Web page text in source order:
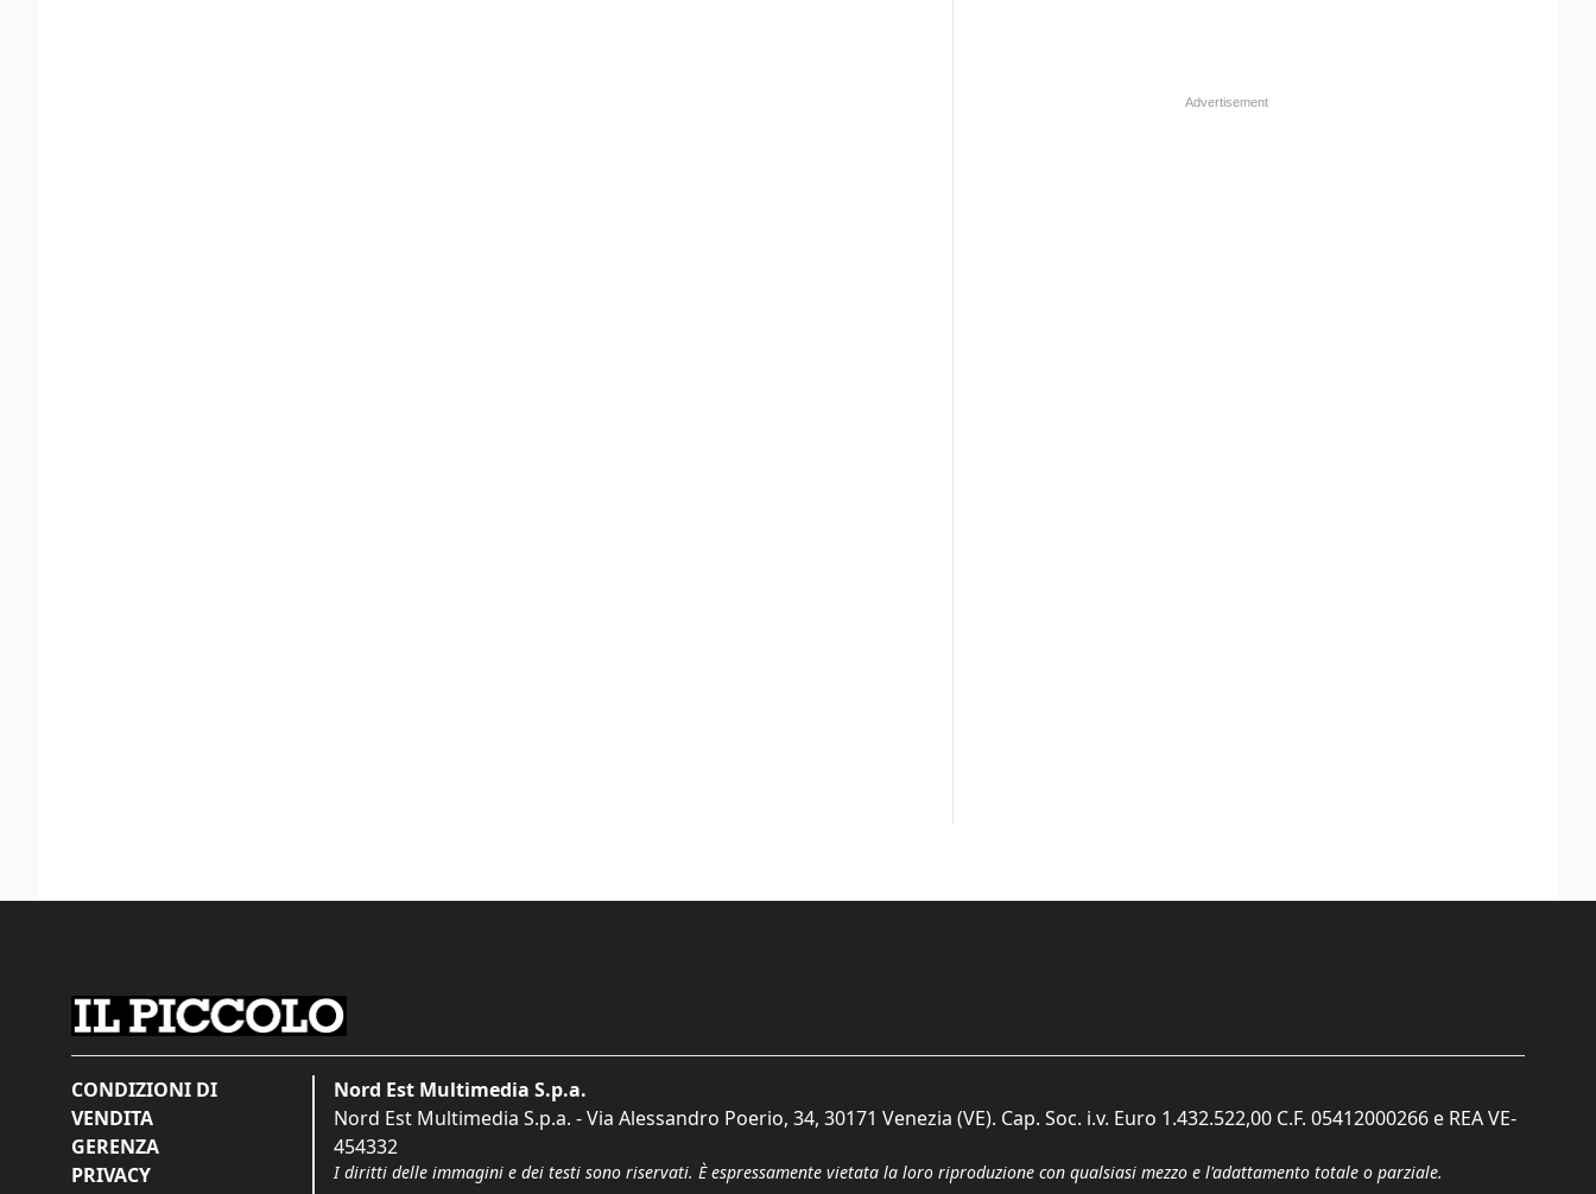
CONDIZIONI DI
VENDITA
GERENZA
PRIVACY
Nord Est Multimedia S.p.a.
Nord Est Multimedia S.p.a. - Via Alessandro Poerio, 34, 30171 Venezia (VE). Cap. Soc. i.v. Euro 1.432.522,00 C.F. 05412000266 e REA VE-
454332
I diritti delle immagini e dei testi sono riservati. È espressamente vietata la loro riproduzione con qualsiasi mezzo e l'adattamento totale o parziale.